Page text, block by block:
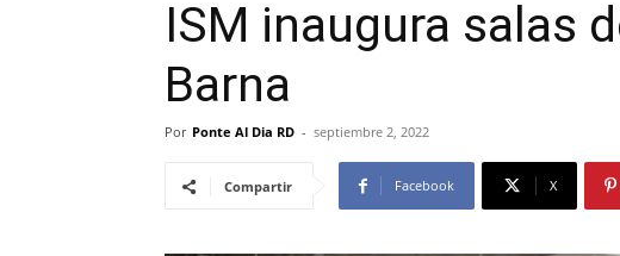
ISM inaugura salas
Barna
Por Ponte Al Dia RD - septiembre 2, 2022
Compartir Facebook X